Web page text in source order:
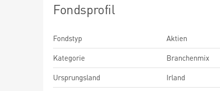
Fondsprofil
Fondstyp
Aktien
Kategorie
Branchenmix
Ursprungsland
Irland